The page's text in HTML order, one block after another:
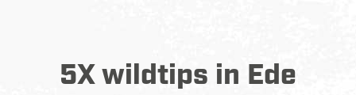
5X wildtips in Ede